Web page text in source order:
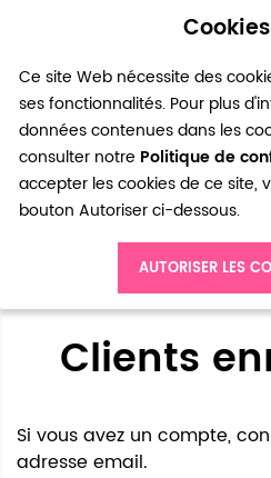
Cookies
Ce site Web nécessite des
ses fonctionnalités. Pour plus
données contenues dans les
consulter notre Politique de
accepter les cookies de ce site,
bouton Autoriser ci-dessous.
AUTORISER LES
0
Accès
Clients
Si vous avez un compte,
adresse email.